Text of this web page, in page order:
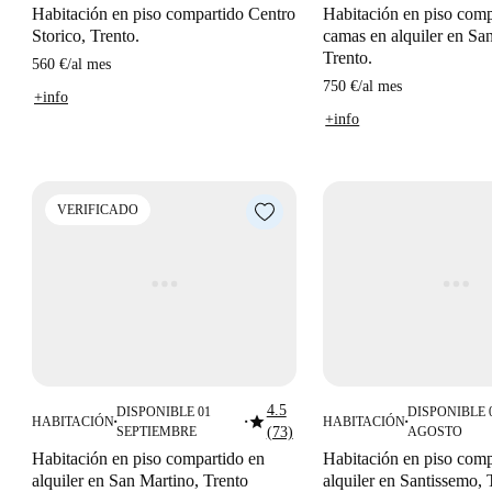
Habitación en piso compartido Centro
Storico, Trento.
560 €/al mes
+info
Habitación en piso
camas en alquiler en
Trento.
750 €/al mes
+info
VERIFICADO
HABITACIÓN■
DISPONIBLE 01
SEPTIEMBRE
■star4.5
(73)
Habitación en piso compartido en
alquiler en San Martino, Trento
HABITACIÓN■
DISPONIBLE
AGOSTO
Habitación en piso
alquiler en Santissemo,